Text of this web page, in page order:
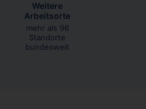
Weitere
Arbeitsorte
mehr als 96
Standorte
bundesweit